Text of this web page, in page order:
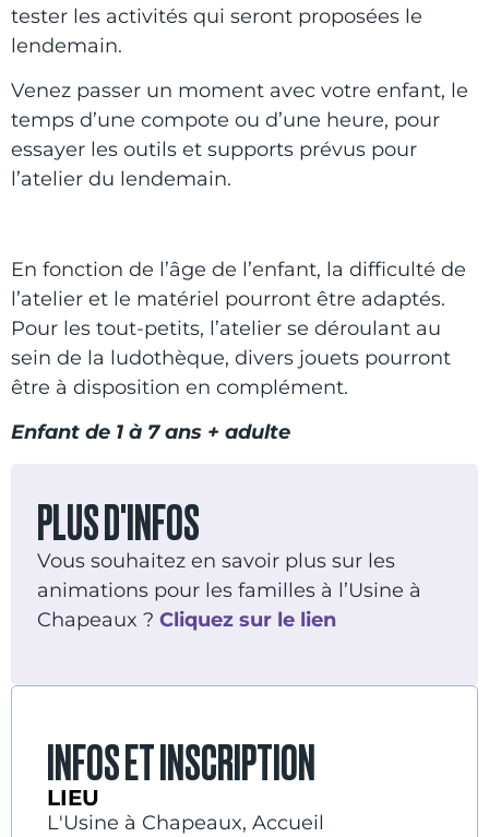
tester les activités qui seront proposées le
lendemain.
Venez passer un moment avec votre enfant, le
temps d’une compote ou d’une heure, pour
essayer les outils et supports prévus pour
l’atelier du lendemain.
En fonction de l’âge de l’enfant, la difficulté de
l’atelier et le matériel pourront être adaptés.
Pour les tout-petits, l’atelier se déroulant au
sein de la ludothèque, divers jouets pourront
être à disposition en complément.
Enfant de 1 à 7 ans + adulte
PLUS D'INFOS
Vous souhaitez en savoir plus sur les
animations pour les familles à l’Usine à
Chapeaux ? Cliquez sur le lien
INFOS ET INSCRIPTION
LIEU
L'Usine à Chapeaux, Accueil